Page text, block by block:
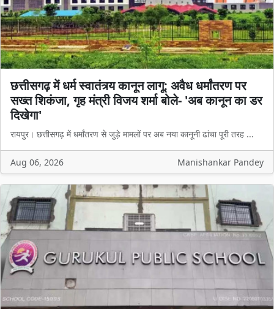
छत्तीसगढ़ में धर्म स्वातंत्र्य कानून लागू: अवैध धर्मांतरण पर
सख्त शिकंजा, गृह मंत्री विजय शर्मा बोले- 'अब कानून का डर
दिखेगा'
रायपुर। छत्तीसगढ़ में धर्मांतरण से जुड़े मामलों पर अब नया कानूनी ढांचा पूरी तरह ...
Aug 06, 2026 Manishankar Pandey